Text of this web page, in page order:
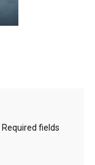
Required fields